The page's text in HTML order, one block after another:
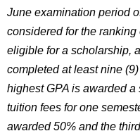
June examination period
considered for the
eligible for a scholarship,
completed at least nine
highest GPA is awarded
tuition fees for one
awarded 50% and the